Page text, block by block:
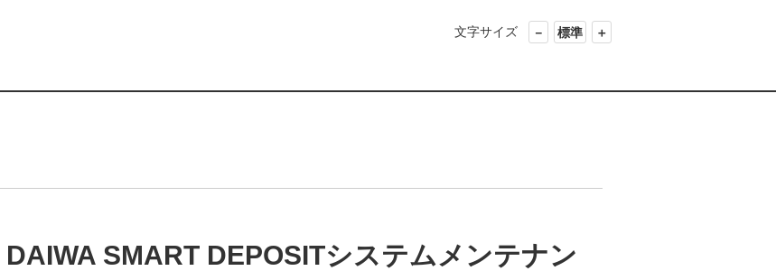
文字サイズ － 標準 ＋
SMART DEPOSITシステムメンテナン